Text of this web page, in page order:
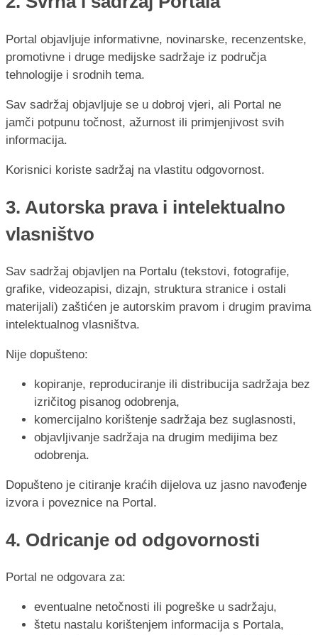
Portal objavljuje informativne, novinarske, recenzentske,
promotivne i druge medijske sadržaje iz područja
tehnologije i srodnih tema.
Sav sadržaj objavljuje se u dobroj vjeri, ali Portal ne
jamči potpunu točnost, ažurnost ili primjenjivost svih
informacija.
Korisnici koriste sadržaj na vlastitu odgovornost.
3. Autorska prava i intelektualno
vlasništvo
Sav sadržaj objavljen na Portalu (tekstovi, fotografije,
grafike, videozapisi, dizajn, struktura stranice i ostali
materijali) zaštićen je autorskim pravom i drugim pravima
intelektualnog vlasništva.
Nije dopušteno:
kopiranje, reproduciranje ili distribucija sadržaja bez
izričitog pisanog odobrenja,
komercijalno korištenje sadržaja bez suglasnosti,
objavljivanje sadržaja na drugim medijima bez
odobrenja.
Dopušteno je citiranje kraćih dijelova uz jasno navođenje
izvora i poveznice na Portal.
4. Odricanje od odgovornosti
Portal ne odgovara za:
eventualne netočnosti ili pogreške u sadržaju,
štetu nastalu korištenjem informacija s Portala,